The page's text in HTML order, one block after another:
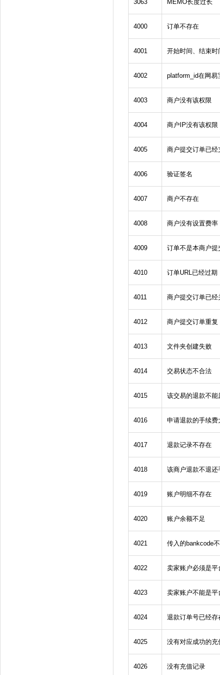
3063 MEMO长度过长
4000 订单不存在
4001 开始时间、结束
4002 platform_id在网易
4003 商户没有该权限
4004 商户IP没有该权限
4005 商户提交订单已经
4006 验证签名
4007 商户不存在
4008 商户没有设置费率
4009 订单不是本商户提
4010 订单URL已经过期
4011 商户提交订单已经
4012 商户提交订单重复
4013 文件夹创建失败
4014 交易状态不合法
4015 该交易的退款不能
4016 申请退款的手续
4017 退款记录不存在
4018 该商户退款不退还
4019 账户明细不存在
4020 账户余额不足
4021 传入的bankcode
4022 卖家账户必须是平
4023 卖家账户不能是平
4024 退款订单号已经存
4025 没有对应成功的充
4026 没有充值记录